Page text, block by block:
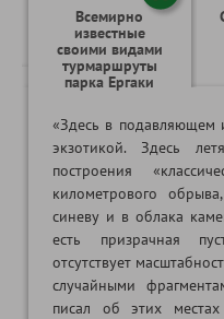
Всемирно
известные
своими видами
турмаршруты
парка Ергаки
«Здесь в подавляющем
экзотикой. Здесь
построения
километрового
синеву и в облака
есть призрачная
отсутствует
случайными
писал об этих